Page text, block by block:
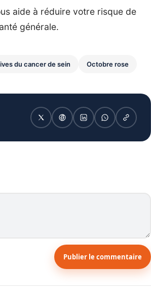
aide à réduire votre risque de
générale.
du cancer de sein Octobre rose
Publier le commentaire